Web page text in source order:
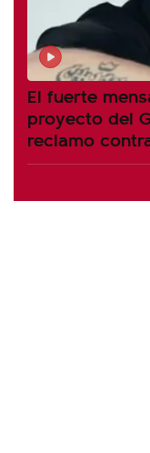
El fuerte
proyecto del
reclamo